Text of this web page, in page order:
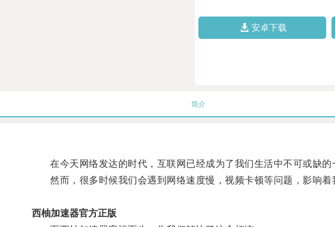
安卓下载
简介
在今天网络发达的时代，互联网已经成为了我们生活中不可或缺的
然而，很多时候我们会遇到网络速度慢，视频卡顿等问题，影响着
西柚加速器官方正版